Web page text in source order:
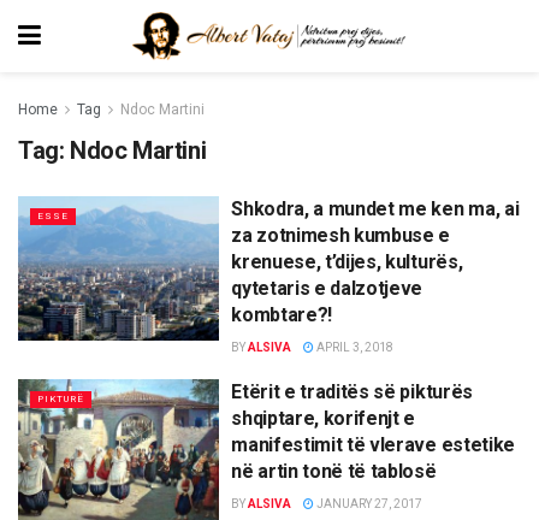
Home Tag Ndoc Martini
Tag: Ndoc Martini
ESSE
Shkodra, a mundet me ken ma, ai
za zotnimesh kumbuse e
krenuese, t’dijes, kulturës,
qytetaris e dalzotjeve
kombtare?!
BYALSIVA APRIL 3, 2018
PIKTURË
Etërit e traditës së pikturës
shqiptare, korifenjt e
manifestimit të vlerave estetike
në artin tonë të tablosë
BYALSIVA JANUARY 27, 2017